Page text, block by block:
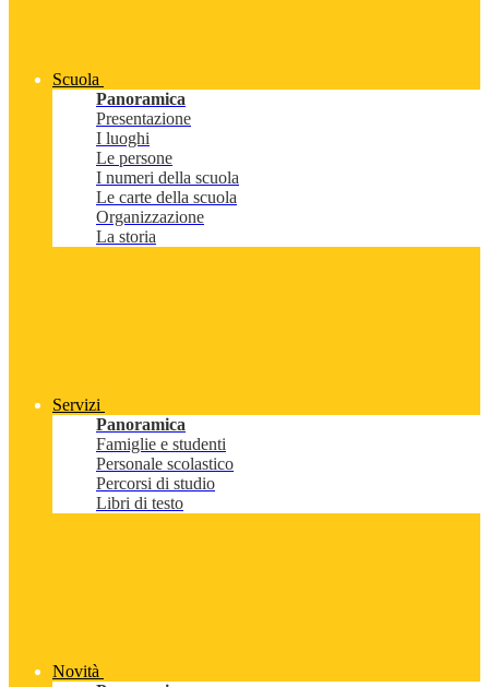
Scuola
Panoramica
Presentazione
I luoghi
Le persone
I numeri della scuola
Le carte della scuola
Organizzazione
La storia
Servizi
Panoramica
Famiglie e studenti
Personale scolastico
Percorsi di studio
Libri di testo
Novità